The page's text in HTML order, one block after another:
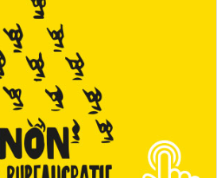
un movimiento estudiantil de base,
basado en asambleas y coordinadoras,
y opiniones que busque la confluencia
de medias, FP y universidad, y retome la
estudiantil. Combatimos por que la
se autoorganice, contra todas las las
sindicales y políticas.